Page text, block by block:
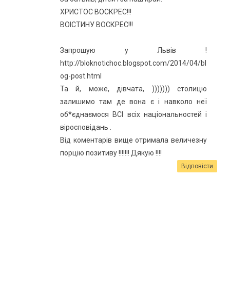
ХРИСТОС ВОСКРЕС!!!
ВОІСТИНУ ВОСКРЕС!!!
Запрошую у Львів !
http://bloknotichoc.blogspot.com/2014/04/bl
og-post.html
Та й, може, дівчата, ))))))) столицю
залишимо там де вона є і навколо неї
об*єднаємося ВСІ всіх національностей і
віросповідань .
Від коментарів вище отримала величезну
порцію позитиву !!!!!!! Дякую !!!!
Відповісти